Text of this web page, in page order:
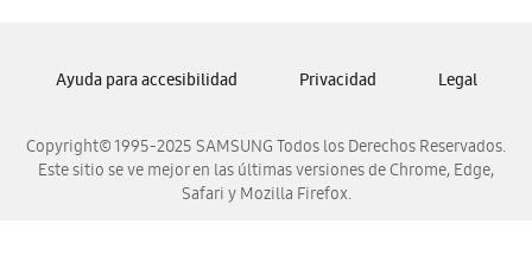
Samsung Venezuela
Copyright© 1995-2025 SAMSUNG Todos los Derechos Reservados.
Este sitio se ve mejor en las últimas versiones de Chrome, Edge,
Safari y Mozilla Firefox.
Ayuda para accesibilidad Privacidad Legal